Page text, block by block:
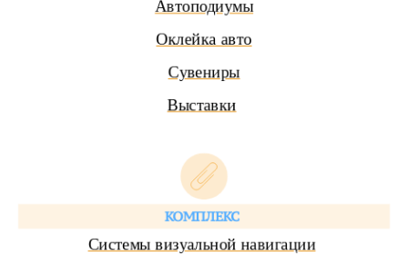
Автоподиумы
Оклейка авто
Сувениры
Выставки
КОМПЛЕКС
Системы визуальной навигации